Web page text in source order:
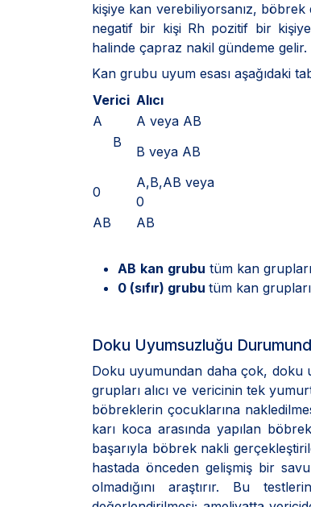
kişiye kan verebiliyorsanız,
negatif bir kişi Rh pozitif bir
halinde çapraz nakil gündeme
Kan grubu uyum esası aşağıdaki
Verici Alıcı
A
A veya AB
B
B veya AB
0
A,B,AB veya
0
AB
AB
AB kan grubu tüm kan
0 (sıfır) grubu tüm kan
Doku Uyumsuzluğu
Doku uyumundan daha çok, doku
grupları alıcı ve vericinin tek
böbreklerin çocuklarına
karı koca arasında yapılan
başarıyla böbrek nakli
hastada önceden gelişmiş bir
olmadığını araştırır. Bu